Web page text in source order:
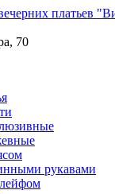
70
рукавами